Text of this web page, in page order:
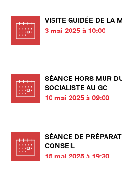
VISITE GUIDÉE DE LA
3 mai 2025 à 10:00
SÉANCE HORS MUR
SOCIALISTE AU GC
10 mai 2025 à 09:00
SÉANCE DE
CONSEIL
15 mai 2025 à 19:30